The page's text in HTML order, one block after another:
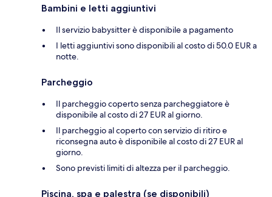
Bambini e letti aggiuntivi
Il servizio babysitter è disponibile a pagamento
I letti aggiuntivi sono disponibili al costo di 50.0 EUR a
notte.
Parcheggio
Il parcheggio coperto senza parcheggiatore è
disponibile al costo di 27 EUR al giorno.
Il parcheggio al coperto con servizio di ritiro e
riconsegna auto è disponibile al costo di 27 EUR al
giorno.
Sono previsti limiti di altezza per il parcheggio.
Piscina, spa e palestra (se disponibili)